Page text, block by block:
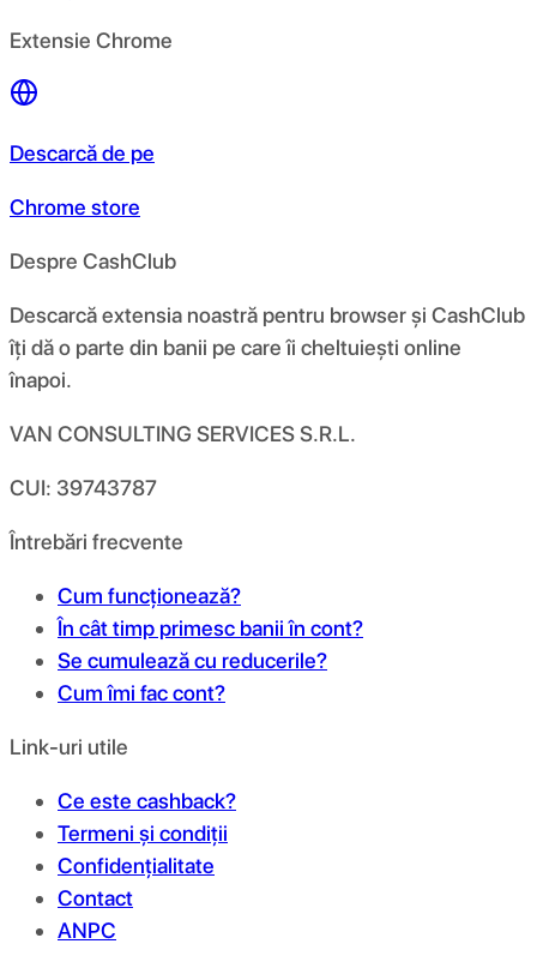
Extensie Chrome
Descarcă de pe
Chrome store
Despre CashClub
Descarcă extensia noastră pentru browser și CashClub
îți dă o parte din banii pe care îi cheltuiești online
înapoi.
VAN CONSULTING SERVICES S.R.L.
CUI: 39743787
Întrebări frecvente
Cum funcționează?
În cât timp primesc banii în cont?
Se cumulează cu reducerile?
Cum îmi fac cont?
Link-uri utile
Ce este cashback?
Termeni și condiții
Confidențialitate
Contact
ANPC